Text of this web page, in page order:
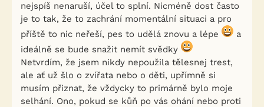
nejspíš nenaruší, účel to splní. Nicméně dost často
je to tak, že to zachrání momentální situaci a pro
příště to nic neřeší, pes to udělá znovu a lépe
a
ideálně se bude snažit nemít svědky
Netvrdím, že jsem nikdy nepoužila tělesnej trest,
ale ať už šlo o zvířata nebo o děti, upřímně si
musím přiznat, že vždycky to primárně bylo moje
selhání. Ono, pokud se kůň po vás ohání nebo proti